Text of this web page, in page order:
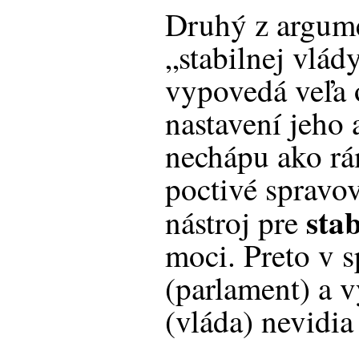
Druhý z
„stabilnej
vypovedá
nastavení jeho
nechápu ako
poctivé
nástroj pre
moci. Preto v
(parlament) a
(vláda)